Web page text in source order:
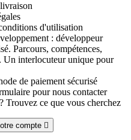
d'utilisation
: développeur
Parcours, compétences,
Un interlocuteur unique pour
de paiement sécurisé
pour nous contacter
Trouvez ce que vous cherchez
compte 